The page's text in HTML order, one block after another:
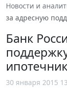
Новости и
за адресную
Банк
30 января 2015